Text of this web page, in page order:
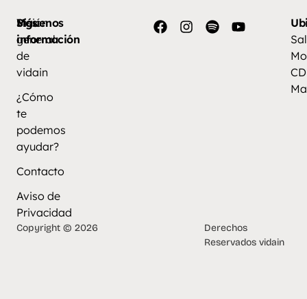
Más
información
Visión
general
de
vidain
¿Cómo
te
podemos
ayudar?
Contacto
Aviso de
Privacidad
Síguenos
Copyright © 2026
Derechos
Reservados vidain